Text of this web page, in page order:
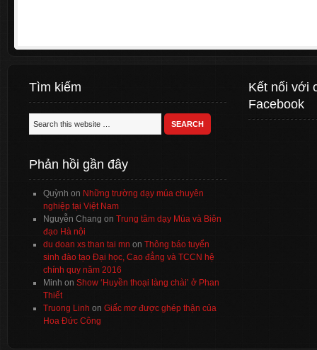
Tìm kiếm
Phản hồi gần đây
Quỳnh on Những trường dạy múa chuyên
nghiệp tại Việt Nam
Nguyễn Chang on Trung tâm dạy Múa và Biên
đạo Hà nội
du doan xs than tai mn on Thông báo tuyển
sinh đào tạo Đại học, Cao đẳng và TCCN hệ
chính quy năm 2016
Minh on Show ‘Huyền thoại làng chài’ ở Phan
Thiết
Truong Linh on Giấc mơ được ghép thận của
Hoa Đức Công
Kết nối với
Facebook